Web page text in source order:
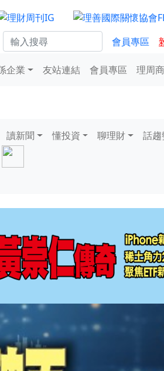
會員專區
企業 友站連結 會員專區 理周
讀新聞 懂投資 聊理財 話趨